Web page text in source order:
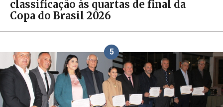
classificação às quartas de final da
Copa do Brasil 2026
5